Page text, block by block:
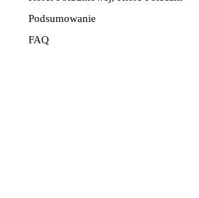
Podsumowanie
FAQ